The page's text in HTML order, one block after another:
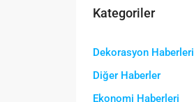
Kategoriler
Dekorasyon Haberleri
Diğer Haberler
Ekonomi Haberleri